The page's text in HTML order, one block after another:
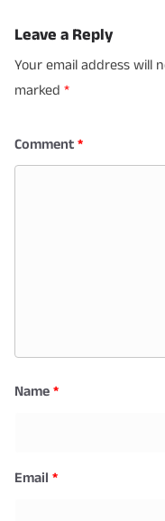
Leave a Reply
Your email address will
marked *
Comment*
Name*
Email *